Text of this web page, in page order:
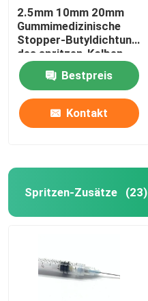
2.5mm 10mm 20mm
Gummimedizinische
Stopper-Butyldichtung
des spritzen-Kolben-
50mm
Bestpreis
Kontakt
Spritzen-Zusätze (23)